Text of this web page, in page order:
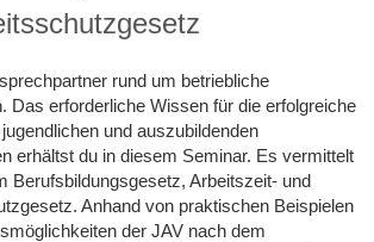
rund um betriebliche
Das erforderliche Wissen für die erfolgreiche
und auszubildenden
erhältst du in diesem Seminar. Es vermittelt
Berufsbildungsgesetz, Arbeitszeit- und
Anhand von praktischen Beispielen
der JAV nach dem